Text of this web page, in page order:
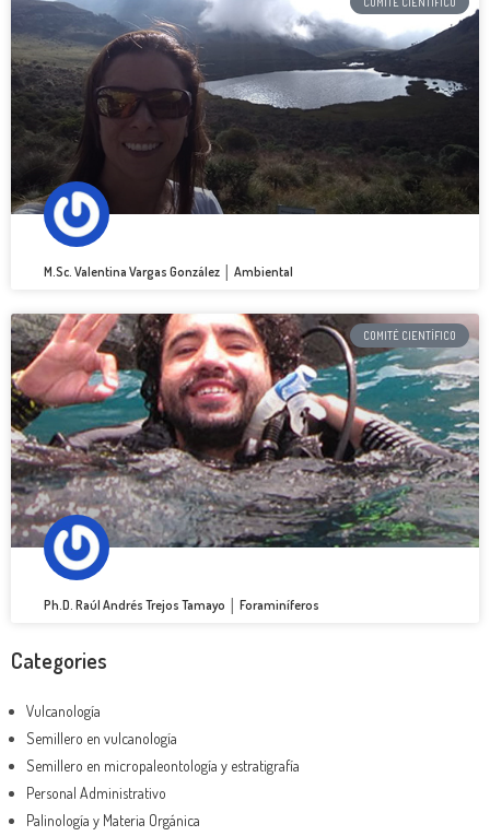
M.Sc. Valentina Vargas González │ Ambiental
COMITÉ CIENTÍFICO
Ph.D. Raúl Andrés Trejos Tamayo │ Foraminíferos
Categories
Vulcanología
Semillero en vulcanología
Semillero en micropaleontología y estratigrafía
Personal Administrativo
Palinología y Materia Orgánica